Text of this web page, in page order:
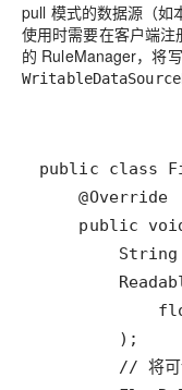
pull 模式的数据源（如
使用时需要在客户端
的 RuleManager，将